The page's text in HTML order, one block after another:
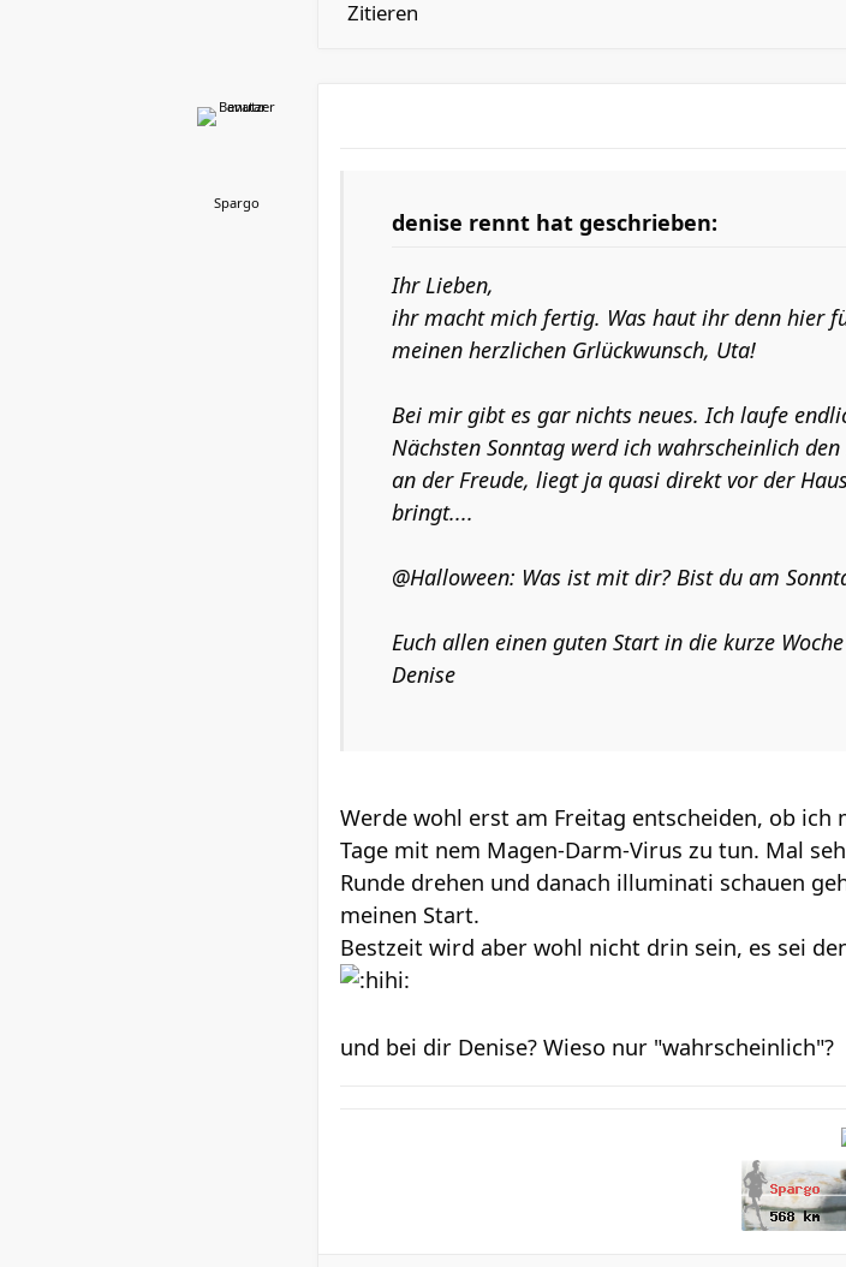
Zitieren
Spargo
denise rennt hat geschrieben:
Ihr Lieben,
ihr macht mich fertig. Was haut ihr denn hier
meinen herzlichen Grlückwunsch, Uta!
Bei mir gibt es gar nichts neues. Ich laufe
Nächsten Sonntag werd ich wahrscheinlich
an der Freude, liegt ja quasi direkt vor der
bringt....
@Halloween: Was ist mit dir? Bist du am
Euch allen einen guten Start in die kurze Woche
Denise
Werde wohl erst am Freitag entscheiden, ob
Tage mit nem Magen-Darm-Virus zu tun. Mal
Runde drehen und danach illuminati schauen
meinen Start.
Bestzeit wird aber wohl nicht drin sein, es sei
und bei dir Denise? Wieso nur "wahrscheinlich"?